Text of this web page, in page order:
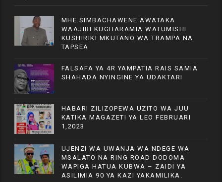
MHE.SIMBACHAWENE AWATAKA
WAAJIRI KUGHARAMIA WATUMISHI
KUSHIRIKI MKUTANO WA TRAMPA NA
TAPSEA
FALSAFA YA 4R YAMPATIA RAIS SAMIA
SHAHADA NYINGINE YA UDAKTARI
HABARI ZILIZOPEWA UZITO WA JUU
KATIKA MAGAZETI YA LEO FEBRUARI
1,2023
UJENZI WA UWANJA WA NDEGE WA
MSALATO NA RING ROAD DODOMA
WAPIGA HATUA KUBWA – ZAIDI YA
ASILIMIA 90 YA KAZI YAKAMILIKA.